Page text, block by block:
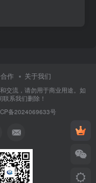
作 关于我们
交流，请勿用于商业用途。如
系我们删除！
备2024069633号